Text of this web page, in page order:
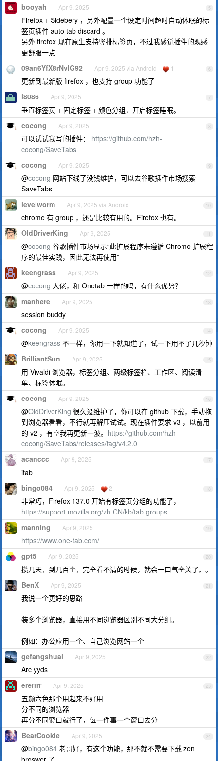
5
booyah Apr 9, 2025
Firefox + Sidebery ，另外配置一个设定时间超时自动休眠的标
签页插件 auto tab discard 。
另外 firefox 现在原生支持竖排标签页，不过我感觉插件的观感
更舒服一点
6
09an6YfX8rNvIG92 Apr 9, 2025 via Android 1
更新到最新版 firefox ，也支持 group 功能了
7
i8086 Apr 9, 2025
垂直标签页 + 固定标签 + 颜色分组，开启标签睡眠。
8
cocong Apr 9, 2025
可以试试我写的插件： https://github.com/hzh-
cocong/SaveTabs
9
cocong Apr 9, 2025
@cocong 网站下线了没钱维护，可以去谷歌插件市场搜索
SaveTabs
10
levelworm Apr 9, 2025 via Android
chrome 有 group ，还是比较有用的。Firefox 也有。
11
OldDriverKing Apr 9, 2025
@cocong 谷歌插件市场显示“此扩展程序未遵循 Chrome 扩展程
序的最佳实践，因此无法再使用”
12
keengrass Apr 9, 2025
@cocong 大佬，和 Onetab 一样的吗，有什么优势？
13
manhere Apr 9, 2025
session buddy
14
cocong Apr 9, 2025
@keengrass 不一样，你用一下就知道了，试一下用不了几秒钟
15
BrilliantSun Apr 9, 2025
用 Vivaldi 浏览器，标签分组、两级标签栏、工作区、阅读清
单、标签休眠。
16
cocong Apr 9, 2025
@OldDriverKing 很久没维护了，你可以在 github 下载，手动拖
到浏览器看看，不行就再解压试试。现在插件要求 v3 ，以前用
的 v2 ，有空我再更新一波。 https://github.com/hzh-
cocong/SaveTabs/releases/tag/v4.2.0
17
acanccc Apr 9, 2025
itab
18
bingo084 Apr 9, 2025 2
非常巧，Firefox 137.0 开始有标签页分组的功能了，
https://support.mozilla.org/zh-CN/kb/tab-groups
19
manning Apr 9, 2025
https://www.one-tab.com/
20
gpt5 Apr 9, 2025
攒几天，到几百个，完全看不清的时候，就会一口气全关了。。
21
BenX Apr 9, 2025
我说一个更好的思路
装多个浏览器，直接用不同浏览器区别不同大分组。
例如：办公应用一个、自己浏览网站一个
22
gefangshuai Apr 9, 2025
Arc yyds
23
ererrrr Apr 9, 2025
五颜六色那个用起来不好用
分不同的浏览器
再分不同窗口就行了，每一件事一个窗口去分
24
BearCookie Apr 9, 2025
@bingo084 老哥好，有这个功能，那不就不需要下载 zen
broswer 了